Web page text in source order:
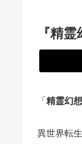
『精
「 精霊幻
異世界転